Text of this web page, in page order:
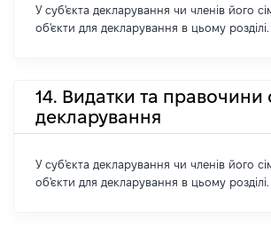
У суб'єкта декларування чи членів його
об'єкти для декларування в цьому розділі.
14. Видатки та правочини
декларування
У суб'єкта декларування чи членів його
об'єкти для декларування в цьому розділі.